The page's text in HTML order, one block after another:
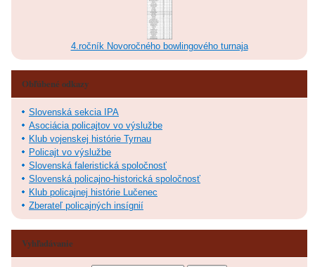
4.ročník Novoročného bowlingového turnaja
Obľúbené odkazy
Slovenská sekcia IPA
Asociácia policajtov vo výslužbe
Klub vojenskej histórie Tyrnau
Policajt vo výslužbe
Slovenská faleristická spoločnosť
Slovenská policajno-historická spoločnosť
Klub policajnej histórie Lučenec
Zberateľ policajných insígnií
Vyhľadávanie